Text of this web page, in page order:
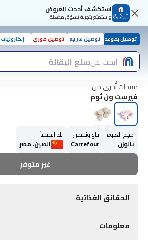
استكشف أحدث العروض
واستمتع بتجربة تسوّق مذهلة!
توصيل بموعد توصيل سريع توصيل فوري إلكترونيات
ابحث عنسلع البقالة
منتجات أُخرى من
فيرست ون ثوم
حجم العبوة
بالوزن
يباع ويُشحن
Carrefour
بلد المنشأ
الصين، مصر
غير متوفر
الحقائق الغذائية
معلومات